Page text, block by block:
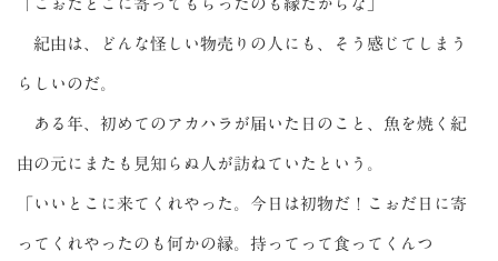
「こぉだとこに寄ってもらったのも縁だからな」
紀由は、どんな怪しい物売りの人にも、そう感じてしまう
らしいのだ。
ある年、初めてのアカハラが届いた日のこと、魚を焼く紀
由の元にまたも見知らぬ人が訪ねていたという。
「いいとこに来てくれやった。今日は初物だ！こぉだ日に寄
ってくれやったのも何かの縁。持ってって食ってくんつ